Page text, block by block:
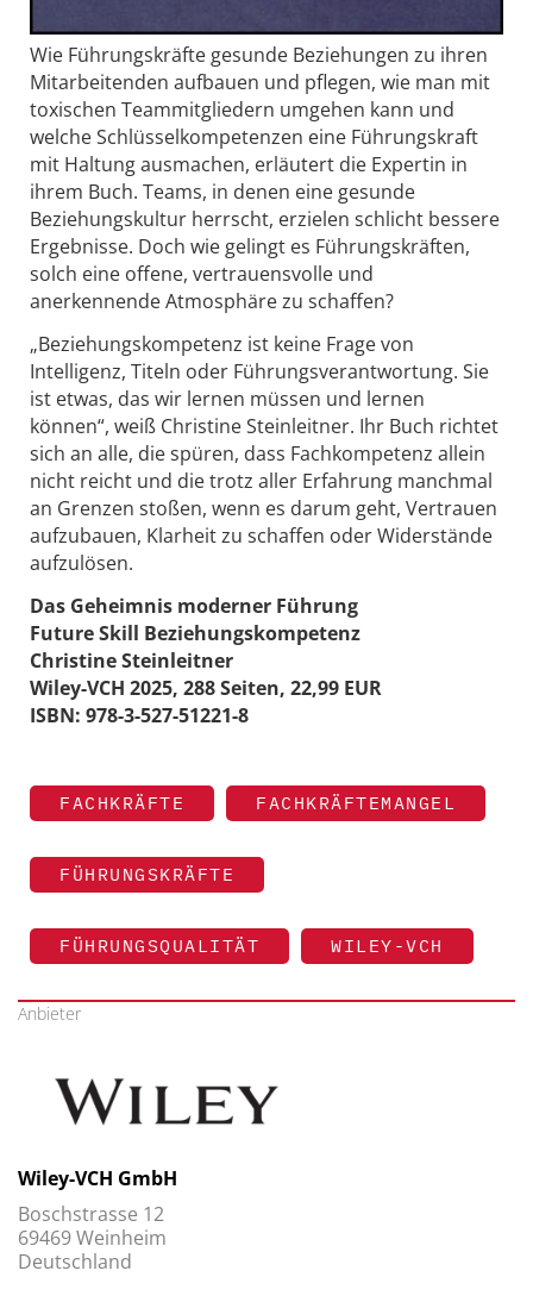
Wie Führungskräfte gesunde Beziehungen zu ihren
Mitarbeitenden aufbauen und pflegen, wie man mit
toxischen Teammitgliedern umgehen kann und
welche Schlüsselkompetenzen eine Führungskraft
mit Haltung ausmachen, erläutert die Expertin in
ihrem Buch. Teams, in denen eine gesunde
Beziehungskultur herrscht, erzielen schlicht bessere
Ergebnisse. Doch wie gelingt es Führungskräften,
solch eine offene, vertrauensvolle und
anerkennende Atmosphäre zu schaffen?
„Beziehungskompetenz ist keine Frage von
Intelligenz, Titeln oder Führungsverantwortung. Sie
ist etwas, das wir lernen müssen und lernen
können“, weiß Christine Steinleitner. Ihr Buch richtet
sich an alle, die spüren, dass Fachkompetenz allein
nicht reicht und die trotz aller Erfahrung manchmal
an Grenzen stoßen, wenn es darum geht, Vertrauen
aufzubauen, Klarheit zu schaffen oder Widerstände
aufzulösen.
Das Geheimnis moderner Führung
Future Skill Beziehungskompetenz
Christine Steinleitner
Wiley-VCH 2025, 288 Seiten, 22,99 EUR
ISBN: 978-3-527-51221-8
FACHKRÄFTE FACHKRÄFTEMANGEL
FÜHRUNGSKRÄFTE
FÜHRUNGSQUALITÄT WILEY-VCH
Anbieter
Wiley-VCH GmbH
Boschstrasse 12
69469 Weinheim
Deutschland